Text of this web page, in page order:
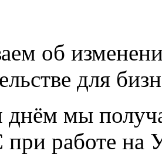
об
для
мы
работе на